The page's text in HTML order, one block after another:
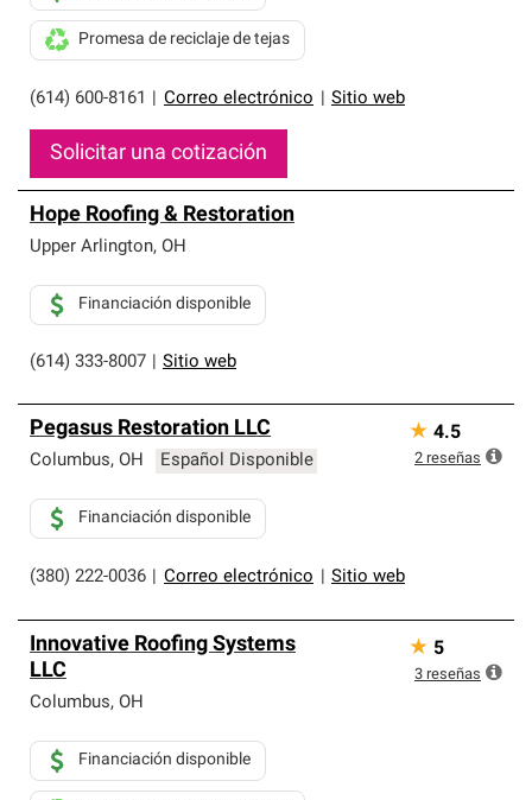
(614) 600-8161 Correo electrónico Sitio web
Promesa de reciclaje de tejas
Solicitar una cotización
Hope Roofing & Restoration
Upper Arlington, OH
(614) 333-8007 Sitio web
Financiación disponible
Pegasus Restoration LLC
Columbus, OH Español Disponible
(380) 222-0036 Correo electrónico Sitio web
Financiación disponible
★ 4.5
2 reseñas
Innovative Roofing Systems
LLC
Columbus, OH
Financiación disponible
★ 5
3 reseñas